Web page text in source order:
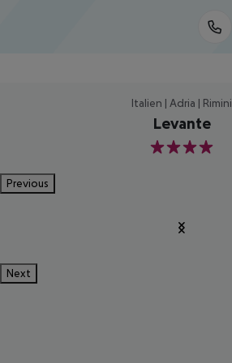
Italien | Adria | Rimini
Levante
4
Previous
Next